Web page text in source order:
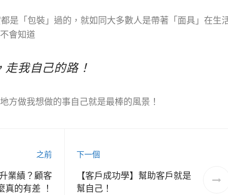
是「包裝」過的，就如同大多數人是帶著「面具」在生
會知道
走我自己的路！
方做我想做的事自己就是最棒的風景！
之前
業績？顧客
真的有差 ！
下一個
【客戶成功學】幫助客戶就是
幫自己！